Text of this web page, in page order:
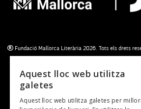
Fundació Mallorca Literària 2026. Tots els drets
Aquest lloc web utilitza
galetes
Aquest lloc web utilitza galetes per